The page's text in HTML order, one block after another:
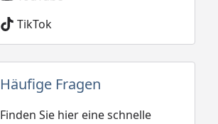
TikTok
Häufige Fragen
Finden Sie hier eine schnelle